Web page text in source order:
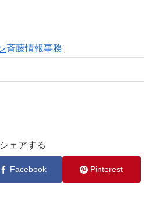
斉藤情報事務
シェアする
Facebook Pinterest